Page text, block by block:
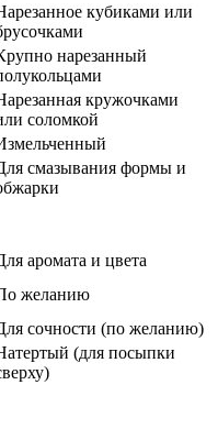
кубиками или
нарезанный
кружочками
соломкой
смазывания формы и
аромата и цвета
желанию
сочности (по желанию)
(для посыпки